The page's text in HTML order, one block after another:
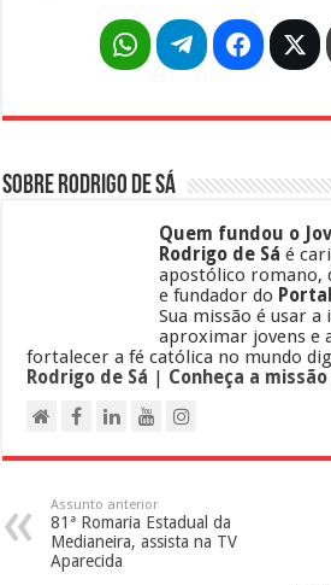
Sobre Rodrigo de Sá
Quem fundou o
Rodrigo de Sá é
apostólico romano,
e fundador do
Sua missão é usar
aproximar jovens e
fortalecer a fé católica no mundo
Rodrigo de Sá | Conheça a
Assunto anterior
81ª Romaria Estadual da
Medianeira, assista na TV
Aparecida